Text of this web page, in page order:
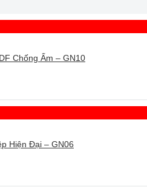
Chống Ẩm – GN10
Hiện Đại – GN06